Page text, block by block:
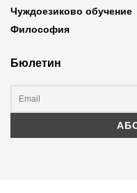
Чуждоезиково обучение
Философия
Бюлетин